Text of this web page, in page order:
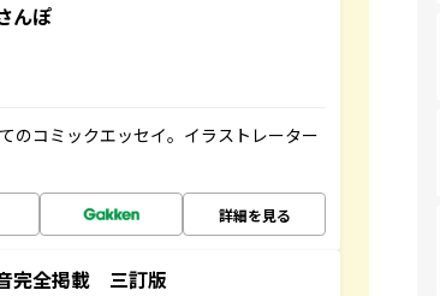
んぽ
のコミックエッセイ。イラストレーター
詳細を見る
完全掲載 三訂版